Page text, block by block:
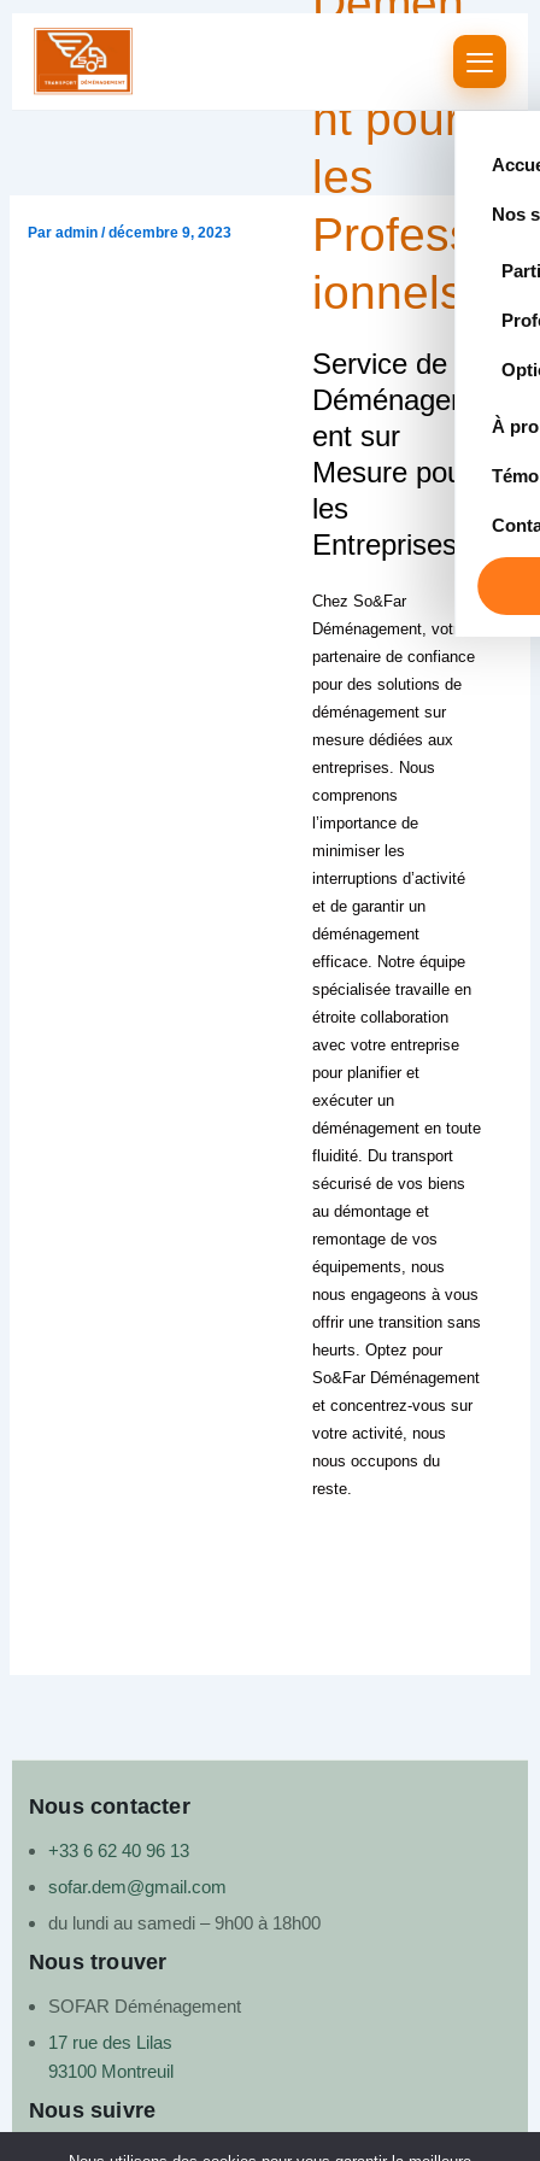
contenu
Nos
À
Paradmin/décembre 9, 2023
ageme
nt pour
les
Profess
ionnels
Service de
Déménagem
ent sur
Mesure pour
les
Entreprises
Chez So&Far
Déménagement, votre
partenaire de confiance
pour des solutions de
déménagement sur
mesure dédiées aux
entreprises. Nous
comprenons
l’importance de
minimiser les
interruptions d’activité
et de garantir un
déménagement
efficace. Notre équipe
spécialisée travaille en
étroite collaboration
avec votre entreprise
pour planifier et
exécuter un
déménagement en toute
fluidité. Du transport
sécurisé de vos biens
au démontage et
remontage de vos
équipements, nous
nous engageons à vous
offrir une transition sans
heurts. Optez pour
So&Far Déménagement
et concentrez-vous sur
votre activité, nous
nous occupons du
reste.
Nous contacter
+33 6 62 40 96 13
sofar.dem@gmail.com
du lundi au samedi – 9h00 à 18h00
Nous trouver
SOFAR Déménagement
17 rue des Lilas
93100 Montreuil
Nous suivre